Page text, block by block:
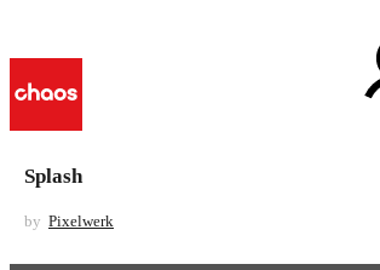
Splash
by Pixelwerk